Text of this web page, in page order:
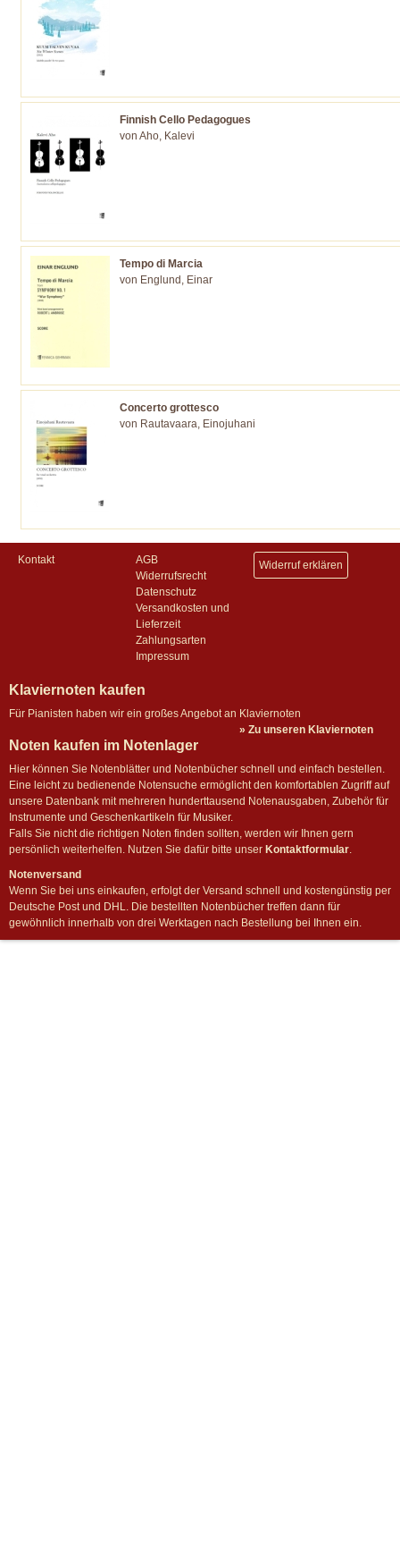
Finnish Cello Pedagogues
von Aho, Kalevi
Tempo di Marcia
von Englund, Einar
Concerto grottesco
von Rautavaara, Einojuhani
Kontakt
AGB
Widerrufsrecht
Datenschutz
Versandkosten und
Lieferzeit
Zahlungsarten
Impressum
Widerruf erklären
Klaviernoten kaufen
Für Pianisten haben wir ein großes Angebot an Klaviernoten
» Zu unseren Klaviernoten
Noten kaufen im Notenlager
Hier können Sie Notenblätter und Notenbücher schnell und einfach bestellen.
Eine leicht zu bedienende Notensuche ermöglicht den komfortablen Zugriff auf
unsere Datenbank mit mehreren hunderttausend Notenausgaben, Zubehör für
Instrumente und Geschenkartikeln für Musiker.
Falls Sie nicht die richtigen Noten finden sollten, werden wir Ihnen gern
persönlich weiterhelfen. Nutzen Sie dafür bitte unser Kontaktformular.
Notenversand
Wenn Sie bei uns einkaufen, erfolgt der Versand schnell und kostengünstig per
Deutsche Post und DHL. Die bestellten Notenbücher treffen dann für
gewöhnlich innerhalb von drei Werktagen nach Bestellung bei Ihnen ein.